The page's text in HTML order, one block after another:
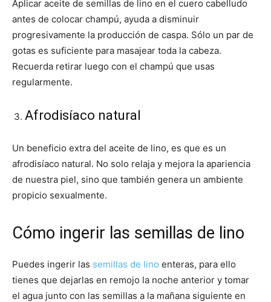
Aplicar aceite de semillas de lino en el cuero cabelludo
antes de colocar champú, ayuda a disminuir
progresivamente la producción de caspa. Sólo un par de
gotas es suficiente para masajear toda la cabeza.
Recuerda retirar luego con el champú que usas
regularmente.
Afrodisíaco natural
Un beneficio extra del aceite de lino, es que es un
afrodisíaco natural. No solo relaja y mejora la apariencia
de nuestra piel, sino que también genera un ambiente
propicio sexualmente.
Cómo ingerir las semillas de lino
Puedes ingerir las semillas de lino enteras, para ello
tienes que dejarlas en remojo la noche anterior y tomar
el agua junto con las semillas a la mañana siguiente en